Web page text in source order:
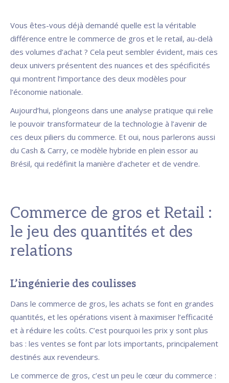
Vous êtes-vous déjà demandé quelle est la véritable
différence entre le commerce de gros et le retail, au-delà
des volumes d’achat ? Cela peut sembler évident, mais ces
deux univers présentent des nuances et des spécificités
qui montrent l’importance des deux modèles pour
l’économie nationale.
Aujourd’hui, plongeons dans une analyse pratique qui relie
le pouvoir transformateur de la technologie à l’avenir de
ces deux piliers du commerce. Et oui, nous parlerons aussi
du Cash & Carry, ce modèle hybride en plein essor au
Brésil, qui redéfinit la manière d’acheter et de vendre.
Commerce de gros et Retail :
le jeu des quantités et des
relations
L’ingénierie des coulisses
Dans le commerce de gros, les achats se font en grandes
quantités, et les opérations visent à maximiser l’efficacité
et à réduire les coûts. C’est pourquoi les prix y sont plus
bas : les ventes se font par lots importants, principalement
destinés aux revendeurs.
Le commerce de gros, c’est un peu le cœur du commerce :